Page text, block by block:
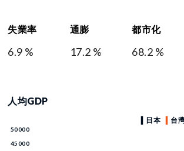
失業率
6.9 %
通膨
17.2 %
都市化
68.2 %
人均GDP